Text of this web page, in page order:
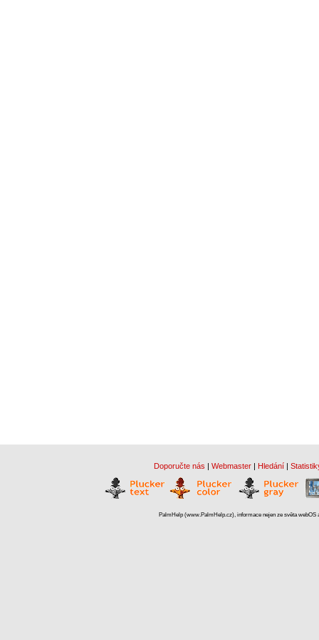
Doporučte nás | Webmaster | Hledání |
PalmHelp (www.PalmHelp.cz), informace nejen ze světa